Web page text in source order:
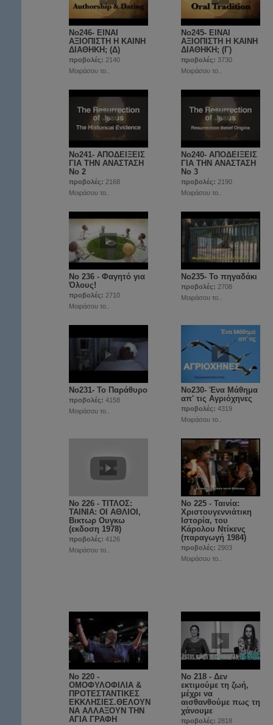
No246- ΕΙΝΑΙ
ΑΞΙΟΠΙΣΤΗ Η ΚΑΙΝΗ
ΔΙΑΘΗΚΗ; (Δ)
προβολές: 2140
Μοιράσου το..
No245- ΕΙΝΑΙ
ΑΞΙΟΠΙΣΤΗ Η ΚΑΙΝΗ
ΔΙΑΘΗΚΗ; (Γ)
προβολές: 3730
Μοιράσου το..
No241- ΑΠΟΔΕΙΞΕΙΣ
ΓΙΑ ΤΗΝ ΑΝΑΣΤΑΣΗ
Νο 2
προβολές: 2168
Μοιράσου το..
No240- ΑΠΟΔΕΙΞΕΙΣ
ΓΙΑ ΤΗΝ ΑΝΑΣΤΑΣΗ
Νο 3
προβολές: 2190
Μοιράσου το..
Νο 236 - Φαγητό για
Όλους!
προβολές: 2710
Μοιράσου το..
Nο235- Το πηγαδάκι
προβολές: 2708
Μοιράσου το..
No231- Το Παράθυρο
προβολές: 4158
Μοιράσου το..
No230- Ένα Μάθημα
απ' τις Aγριόχηνες
προβολές: 4319
Μοιράσου το..
Νο 226 - ΤΙΤΛΟΣ:
ΤΑΙΝΙΑ: ΟΙ ΑΘΛΙΟΙ,
Βικτωρ Ουγκω
(εκδοση 1978)
προβολές: 4126
Μοιράσου το..
No 225 - Ταινία:
Χριστουγεννιάτικη
Ιστορία, του
Κάρολου Ντίκενς
(παραγωγή 1984)
προβολές: 2903
Μοιράσου το..
Νο 220 -
ΟΜΟΦΥΛΟΦΙΛΙΑ &
ΠΡΟΤΕΣΤΑΝΤΙΚΕΣ
ΕΚΚΛΗΣΙΕΣ.ΘΕΛΟΥΝ
ΝΑ ΑΛΛΑΞΟΥΝ ΤΗΝ
ΑΓΙΑ ΓΡΑΦΗ
Νο 218 - Δεν
εκτιμούμε τη ζωή,
μέχρι να
αισθανθούμε πως τη
χάνουμε
προβολές: 2818